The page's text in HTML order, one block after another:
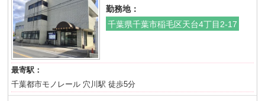
勤務地：
千葉県千葉市稲毛区天台4丁目2-17
最寄駅：
千葉都市モノレール 穴川駅 徒歩5分